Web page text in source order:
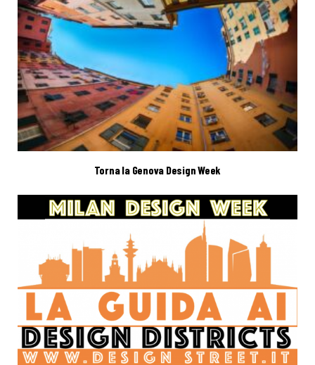
Torna la Genova Design Week